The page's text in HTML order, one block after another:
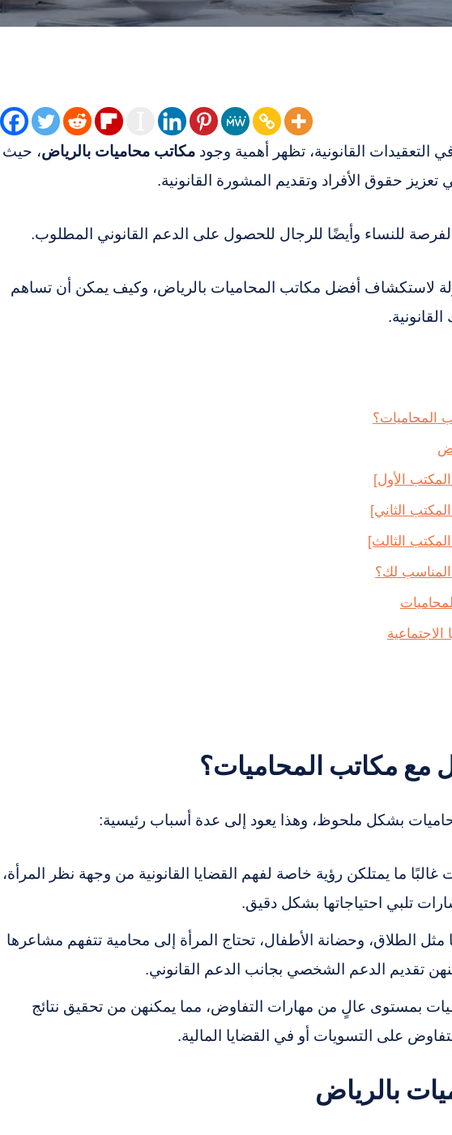
التعقيدات القانونية، تظهر أهمية وجود مكاتب محاميات بالرياض، حيث
حقوق الأفراد وتقديم المشورة القانونية.
للنساء وأيضًا للرجال للحصول على الدعم القانوني المطلوب.
لاستكشاف أفضل مكاتب المحاميات بالرياض، وكيف يمكن أن تساهم
المحاميات؟
لك؟
مع مكاتب المحاميات؟
بشكل ملحوظ، وهذا يعود إلى عدة أسباب رئيسية:
غالبًا ما يمتلكن رؤية خاصة لفهم القضايا القانونية من وجهة نظر المرأة،
تلبي احتياجاتها بشكل دقيق.
الطلاق، وحضانة الأطفال، تحتاج المرأة إلى محامية تتفهم مشاعرها
تقديم الدعم الشخصي بجانب الدعم القانوني.
بمستوى عالٍ من مهارات التفاوض، مما يمكنهن من تحقيق نتائج
على التسويات أو في القضايا المالية.
بالرياض